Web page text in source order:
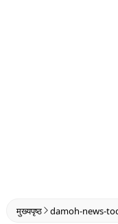
मुख्यपृष्ठ damoh-news-